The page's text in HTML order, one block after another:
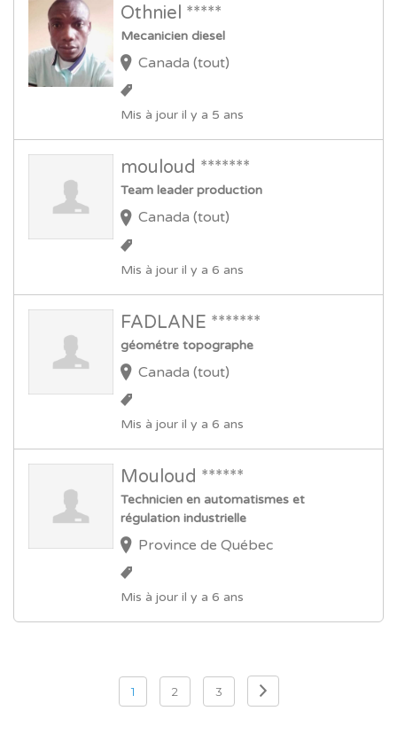
Othniel *****
Mecanicien diesel
Canada (tout)
Mis à jour il y a 5 ans
mouloud *******
Team leader production
Canada (tout)
Mis à jour il y a 6 ans
FADLANE *******
géométre topographe
Canada (tout)
Mis à jour il y a 6 ans
Mouloud ******
Technicien en automatismes et
régulation industrielle
Province de Québec
Mis à jour il y a 6 ans
Pagination
1 2 3